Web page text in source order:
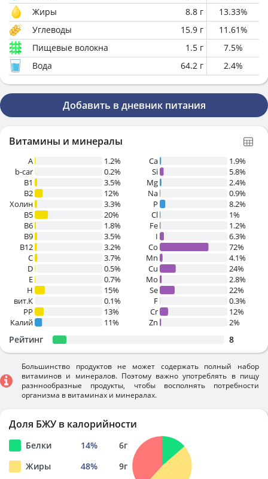
Жиры
8.8 г 13.33%
Углеводы
15.9 г 11.61%
Пищевые волокна
1.5 г 7.5%
Вода
64.2 г 2.4%
Добавить в дневник питания
Витамины и минералы
A
1.2%
b-car
0.2%
В1
3.5%
B2
12%
Холин
3.3%
B5
20%
B6
1.8%
B9
3.5%
B12
3.2%
C
3.7%
D
0.5%
E
0.7%
H
15%
вит.К
0.1%
PP
13%
Калий
11%
Ca
1.9%
Si
5.8%
Mg
2.4%
Na
0.9%
P
8.2%
Cl
1%
Fe
1.2%
I
6.3%
Co
72%
Mn
4.1%
Cu
24%
Mo
2.8%
Se
22%
F
0.3%
Cr
12%
Zn
2%
Рейтинг 8
Большинство продуктов не может содержать полный набор
витаминов и минералов. Поэтому важно употреблять в пищу
разннообразные продукты, чтобы восполнять потребности
организма в витаминах и минералах.
Доля БЖУ в калорийности
Белки 14% 6г
Жиры
48% 9г